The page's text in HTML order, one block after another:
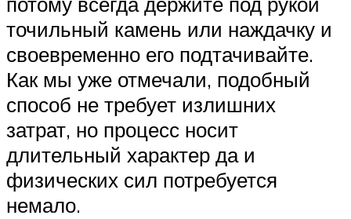
точильный камень или наждачку и
своевременно его подтачивайте.
Как мы уже отмечали, подобный
способ не требует излишних
затрат, но процесс носит
длительный характер да и
физических сил потребуется
немало.